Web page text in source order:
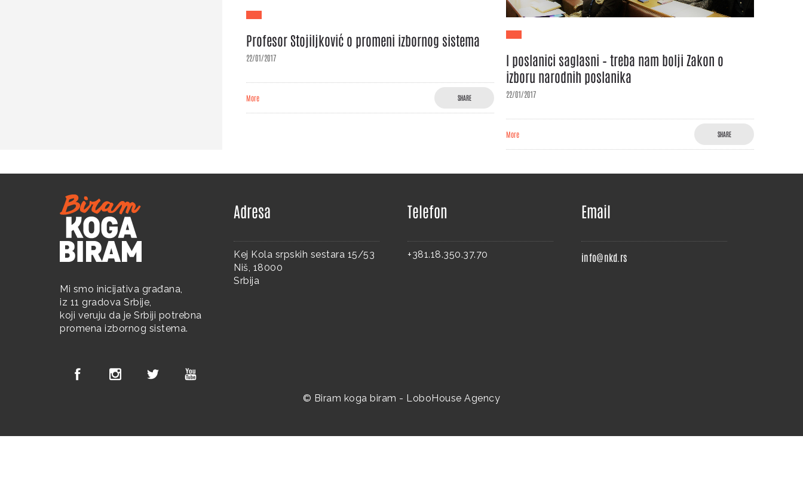
Profesor Stojiljković o promeni izbornog sistema
22/01/2017
More SHARE
I poslanici saglasni – treba nam bolji Zakon o
izboru narodnih poslanika
22/01/2017
More SHARE
Mi smo inicijativa građana,
iz 11 gradova Srbije,
koji veruju da je Srbiji potrebna
promena izbornog sistema.
Adresa
Kej Kola srpskih sestara 15/53
Niš, 18000
Srbija
Telefon
+381.18.350.37.70
Email
info@nkd.rs
© Biram koga biram - LoboHouse Agency